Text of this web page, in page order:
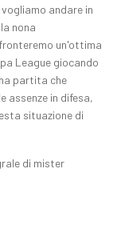
andare in
nona
un'ottima
League giocando
partita che
assenze in difesa,
situazione di
di mister